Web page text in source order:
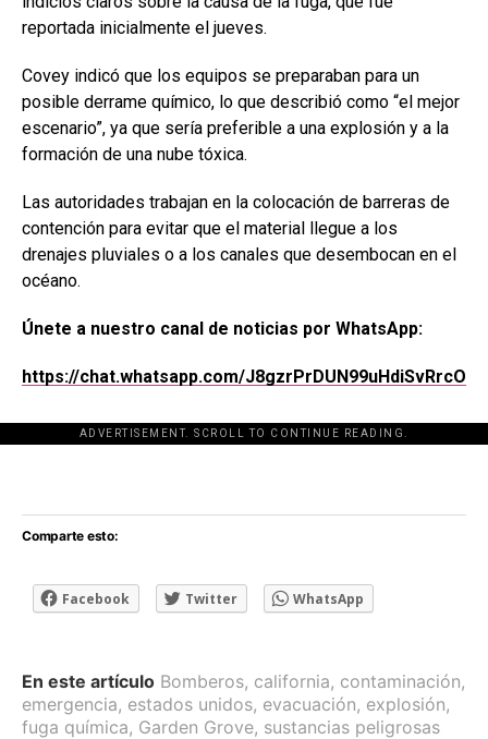
reportada inicialmente el jueves.
Covey indicó que los equipos se preparaban para un
posible derrame químico, lo que describió como “el mejor
escenario”, ya que sería preferible a una explosión y a la
formación de una nube tóxica.
Las autoridades trabajan en la colocación de barreras de
contención para evitar que el material llegue a los
drenajes pluviales o a los canales que desembocan en el
océano.
Únete a nuestro canal de noticias por WhatsApp:
https://chat.whatsapp.com/J8gzrPrDUN99uHdiSvRrcO
ADVERTISEMENT. SCROLL TO CONTINUE READING.
[adsforwp id="243463"]
Comparte esto:
Facebook Twitter WhatsApp
En este artículo Bomberos, california, contaminación,
emergencia, estados unidos, evacuación, explosión,
fuga química, Garden Grove, sustancias peligrosas